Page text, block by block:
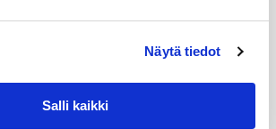
Näytä tiedot
Salli kaikki